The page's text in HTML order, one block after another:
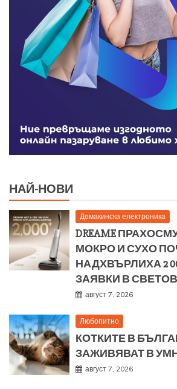
НАЙ-НОВИ
Домакинска електроника
DREAME
МОКРО И СУХО
НАДХВЪРЛИХА 2
ЗАЯВКИ В
август 7, 2026
Любопитно
КОТКИТЕ В
ЗАЖИВЯВАТ В
август 7, 2026